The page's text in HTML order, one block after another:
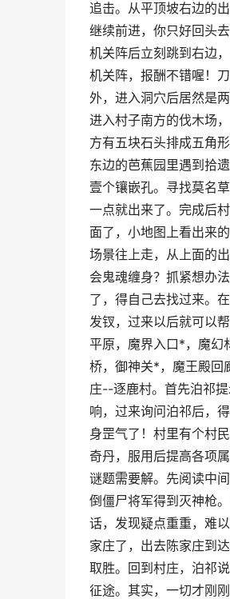
追击。从平顶坡右边的
继续前进，你只好回头
机关阵后立刻跳到右边
机关阵，报酬不错喔！
外，进入洞穴后居然是
进入村子南方的伐木场
方有五块石头排成五角
东边的芭蕉园里遇到拾
壹个镶嵌孔。寻找莫名
一点就出来了。完成后
面了，小地图上看出来
场景往上走，从上面的
会鬼魂缠身？抓紧想办
了，得自己去找过来。
发钗，过来以后就可以
平原，魔界入口*，魔幻
桥，御神关*，魔王殿回
庄--逐鹿村。首先泊祁
响，过来询问泊祁后，
身罡气了！村里有个村
奇丹，服用后提高各项
谜题需要解。先阅读中
倒僵尸将军得到灭神枪
话，发现疑点重重，难
家庄了，出去陈家庄到
取胜。回到村庄，泊祁
征途。其实，一切才刚